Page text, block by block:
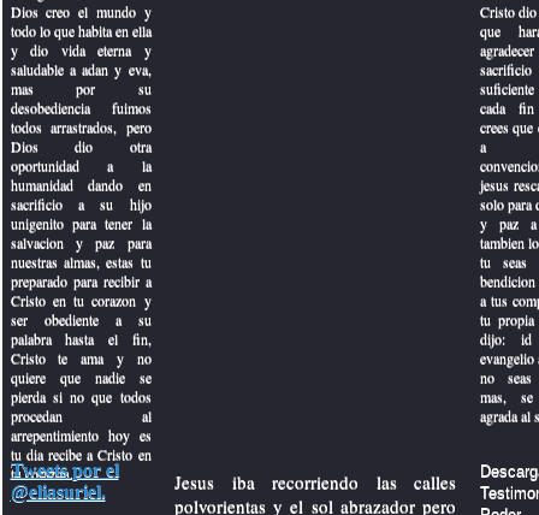
Dios creo el mundo y
todo lo que habita en ella
y dio vida eterna y
saludable a adan y eva,
mas por su
desobediencia fuimos
todos arrastrados, pero
Dios dio otra
oportunidad a la
humanidad dando en
sacrificio a su hijo
unigenito para tener la
salvacion y paz para
nuestras almas, estas tu
preparado para recibir a
Cristo en tu corazon y
ser obediente a su
palabra hasta el fin,
Cristo te ama y no
quiere que nadie se
pierda si no que todos
procedan al
arrepentimiento hoy es
tu dia recibe a Cristo en
tu corazon.
Cristo
que
cada fin
crees
a
jesus
solo para
y paz a
tambien
tu seas
a tus
tu propia
dijo: id
evangelio
no
mas,
agrada al
Tweets por el
@eliasuriel.
Jesus iba recorriendo las calles
polvorientas y el sol abrazador pero